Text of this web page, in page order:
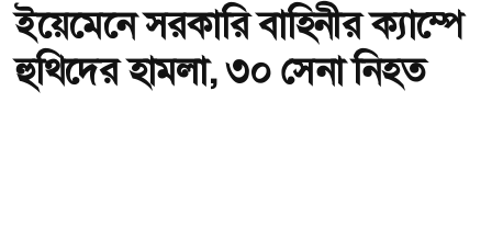
ইয়েমেনে সরকারি বাহিনীর ক্যাম্পে
হুথিদের হামলা, ৩০ সেনা নিহত